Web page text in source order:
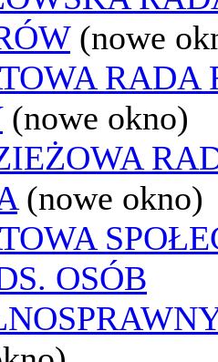
(nowe
RADA
(nowe okno)
(nowe okno)
OSÓB